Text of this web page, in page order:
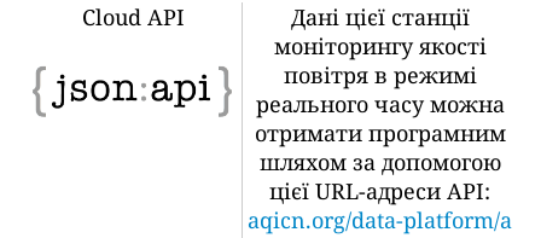
Cloud API
Дані цієї станції
моніторингу якості
повітря в режимі
реального часу можна
отримати програмним
шляхом за допомогою
цієї URL-адреси API:
aqicn.org/data-platform/a